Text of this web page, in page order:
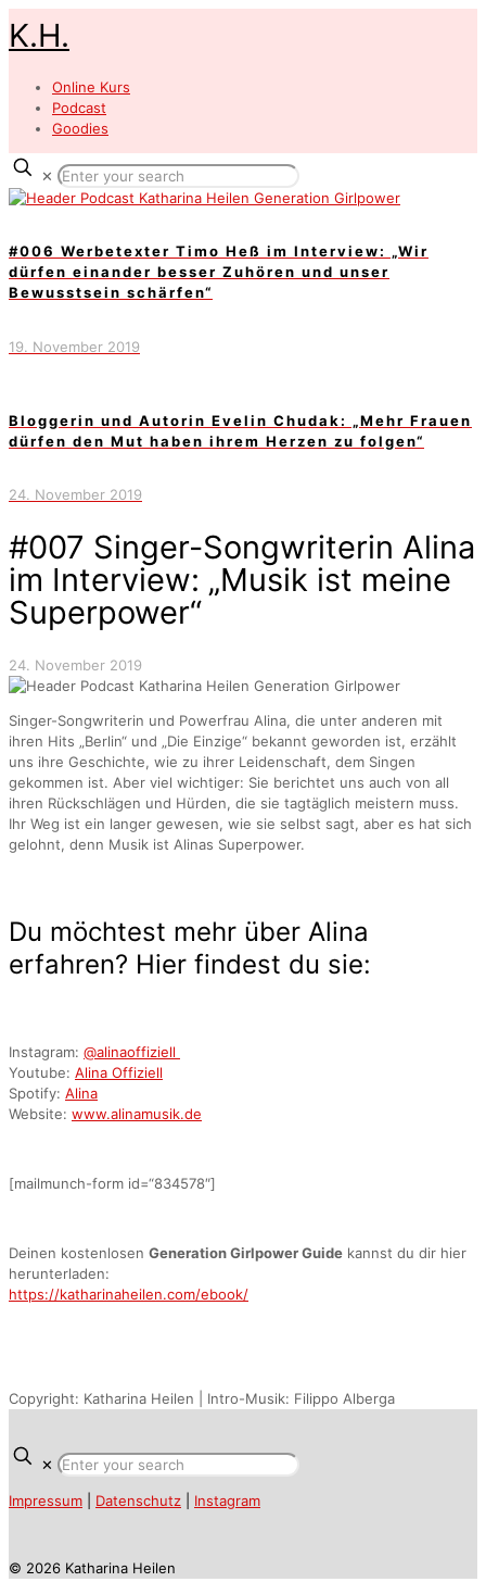
K.H.
Online Kurs
Podcast
Goodies
✕
#006 Werbetexter Timo Heß im Interview: „Wir
dürfen einander besser Zuhören und unser
Bewusstsein schärfen“
19. November 2019
Bloggerin und Autorin Evelin Chudak: „Mehr Frauen
dürfen den Mut haben ihrem Herzen zu folgen“
24. November 2019
#007 Singer-Songwriterin Alina
im Interview: „Musik ist meine
Superpower“
24. November 2019
Singer-Songwriterin und Powerfrau Alina, die unter anderen mit
ihren Hits „Berlin“ und „Die Einzige“ bekannt geworden ist, erzählt
uns ihre Geschichte, wie zu ihrer Leidenschaft, dem Singen
gekommen ist. Aber viel wichtiger: Sie berichtet uns auch von all
ihren Rückschlägen und Hürden, die sie tagtäglich meistern muss.
Ihr Weg ist ein langer gewesen, wie sie selbst sagt, aber es hat sich
gelohnt, denn Musik ist Alinas Superpower.
Du möchtest mehr über Alina
erfahren? Hier findest du sie:
Instagram: @alinaoffiziell
Youtube: Alina Offiziell
Spotify: Alina
Website: www.alinamusik.de
[mailmunch-form id=“834578″]
Deinen kostenlosen Generation Girlpower Guide kannst du dir hier
herunterladen:
https://katharinaheilen.com/ebook/
Copyright: Katharina Heilen | Intro-Musik: Filippo Alberga
✕
Impressum Datenschutz Instagram
© 2026 Katharina Heilen